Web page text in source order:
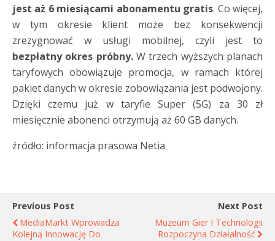
jest aż 6 miesiącami abonamentu gratis. Co więcej,
w tym okresie klient może bez konsekwencji
zrezygnować w usługi mobilnej, czyli jest to
bezpłatny okres próbny. W trzech wyższych planach
taryfowych obowiązuje promocja, w ramach której
pakiet danych w okresie zobowiązania jest podwojony.
Dzięki czemu już w taryfie Super (5G) za 30 zł
miesięcznie abonenci otrzymują aż 60 GB danych.
źródło: informacja prasowa Netia
Previous Post
MediaMarkt Wprowadza
Kolejną Innowację Do
Next Post
Muzeum Gier I Technologii
Rozpoczyna Działalność